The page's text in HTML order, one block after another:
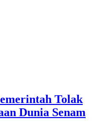
Tolak
Dunia Senam